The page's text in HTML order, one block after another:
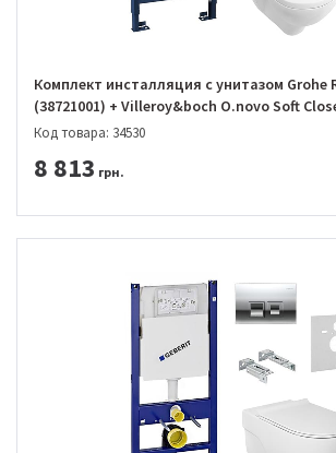
Комплект инсталляция с унитазом Grohe
(38721001) + Villeroy&boch O.novo Soft
(5660HR01)
Код товара: 34530
8 813 грн.